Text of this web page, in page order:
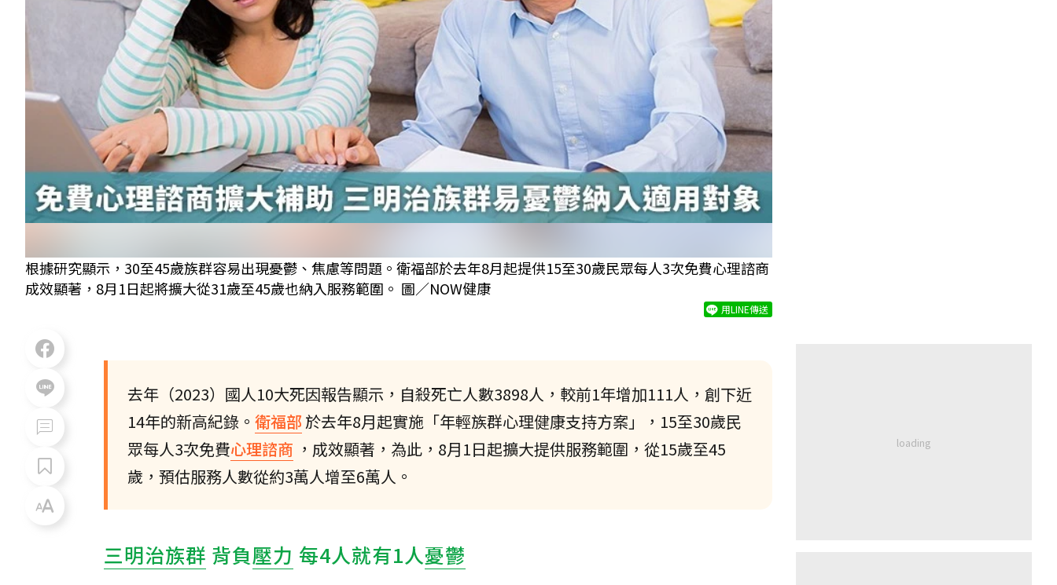
根據研究顯示，30至45歲族群容易出現憂鬱、焦慮等問題。衛福部於去年8月起提供15至30歲民眾每人3次免費心理諮商
成效顯著，8月1日起將擴大從31歲至45歲也納入服務範圍。 圖／NOW健康
用LINE傳送
去年（2023）國人10大死因報告顯示，自殺死亡人數3898人，較前1年增加111人，創下近
14年的新高紀錄。 衛福部 於去年8月起實施「年輕族群心理健康支持方案」，15至30歲民
眾每人3次免費心理諮商 ，成效顯著，為此，8月1日起擴大提供服務範圍，從15歲至45
歲，預估服務人數從約3萬人增至6萬人。
三明治族群 背負壓力 每4人就有1人憂鬱